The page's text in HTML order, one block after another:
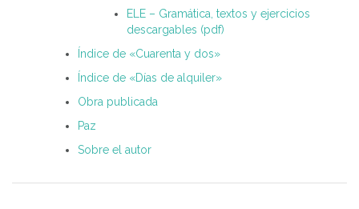
ELE – Gramática, textos y ejercicios
descargables (pdf)
Índice de «Cuarenta y dos»
Índice de «Días de alquiler»
Obra publicada
Paz
Sobre el autor